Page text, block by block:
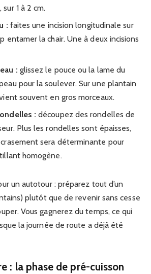
1 à 2 cm.
: faites une incision longitudinale sur
entamer la chair. Une à deux incisions
: glissez le pouce ou la lame du
pour la soulever. Sur une plantain
souvent en gros morceaux.
: découpez des rondelles de
Plus les rondelles sont épaisses,
sera déterminante pour
homogène.
un autotour : préparez tout d’un
plutôt que de revenir sans cesse
Vous gagnerez du temps, ce qui
la journée de route a déjà été
: la phase de pré-cuisson